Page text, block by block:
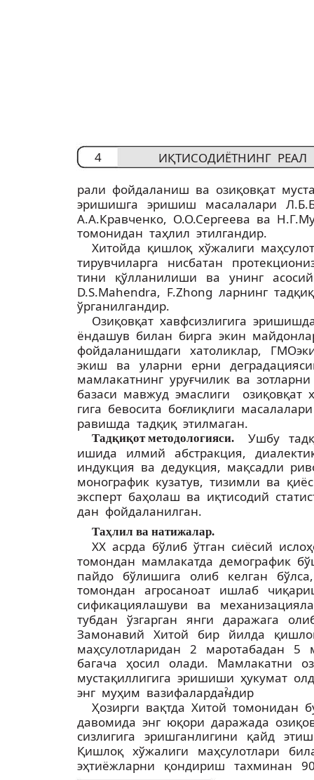
рали фойдаланиш ва озиқ­овқат
эришишга эришиш масалалари
А.А.Кравченко, О.О.Сергеева ва
томонидан таҳлил этилгандир.
Хитойда қишлоқ хўжалиги
тирувчиларга нисбатан
тини қўлланилиши ва унинг
D.S.Mahendra, F.Zhong ларнинг
ўрганилгандир.
Озиқ­овқат хавфсизлигига
ёндашув билан бирга экин
фойдаланишдаги хатоликлар,
экиш ва уларни ерни
мамлакатнинг уруғчилик ва
базаси мавжуд эмаслиги ­ озиқ­овқат
гига бевосита боғлиқлиги
равишда тадқиқ этилмаган.
Тадқиқот методологияси.
Ушбу
ишида илмий абстракция,
индукция ва дедукция, мақсадли
монографик кузатув, тизимли ва
эксперт баҳолаш ва иқтисодий
дан фойдаланилган.
Таҳлил ва натижалар.
ХХ асрда бўлиб ўтган сиёсий
томондан мамлакатда демографик
пайдо бўлишига олиб келган
томондан агросаноат ишлаб
сификациялашуви ва
тубдан ўзгарган янги даражага
Замонавий Хитой бир йилда
маҳсулотларидан 2 маротабадан 5
багача ҳосил олади. Мамлакатни
мустақиллигига эришиши ҳукумат
энг муҳим вазифалардандир
2.
Ҳозирги вақтда Хитой томонидан
давомида энг юқори даражада
сизлигига эришганлигини қайд
Қишлоқ хўжалиги маҳсулотлари
эҳтиёжларни қондириш тахминан
4 ИҚТИСОДИЁТНИНГ